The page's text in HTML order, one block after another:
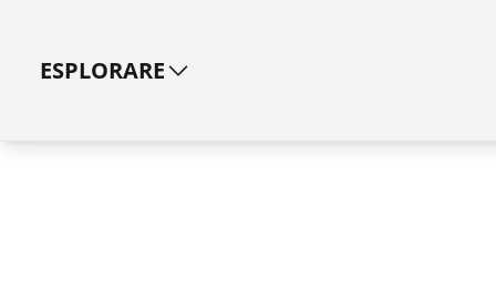
ESPLORARE